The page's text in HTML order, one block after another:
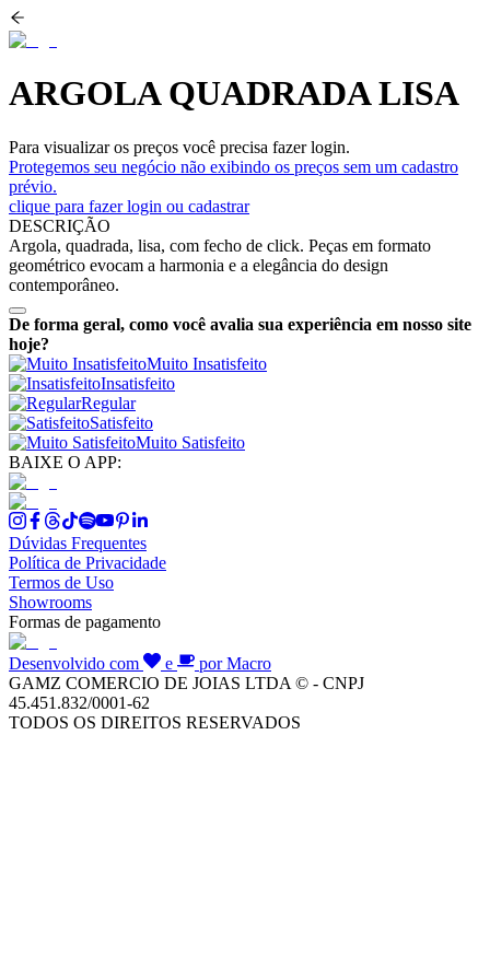
ARGOLA QUADRADA LISA
Para visualizar os preços você precisa fazer login.
Protegemos seu negócio não exibindo os preços sem um cadastro
prévio.
clique para fazer login ou cadastrar
DESCRIÇÃO
Argola, quadrada, lisa, com fecho de click. Peças em formato
geométrico evocam a harmonia e a elegância do design
contemporâneo.
De forma geral, como você avalia sua experiência em nosso site
hoje?
Muito Insatisfeito
Insatisfeito
Regular
Satisfeito
Muito Satisfeito
BAIXE O APP:
Dúvidas Frequentes
Política de Privacidade
Termos de Uso
Showrooms
Formas de pagamento
Desenvolvido com e
por Macro
GAMZ COMERCIO DE JOIAS LTDA © - CNPJ
45.451.832/0001-62
TODOS OS DIREITOS RESERVADOS